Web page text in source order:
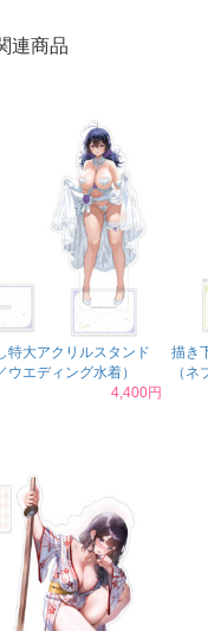
連商品
特大アクリルスタンド
ウエディング水着）
4,400円
描き
（